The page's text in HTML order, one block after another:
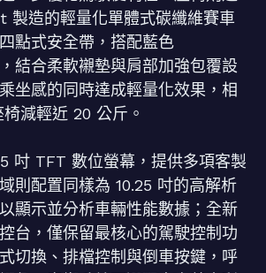
製造的輕量化單體式碳纖維賽車
點式安全帶，搭配藍色
結合柔軟襯墊與肩部加強包覆設
坐感的同時達成輕量化效果，相
減輕近 20 公斤。
吋 TFT 數位螢幕，提供多項客製
則配置同樣為 10.25 吋的高解析
顯示並分析車輛性能數據；全新
台，僅保留最核心的駕駛控制功
切換、排檔控制與倒車按鍵，呼